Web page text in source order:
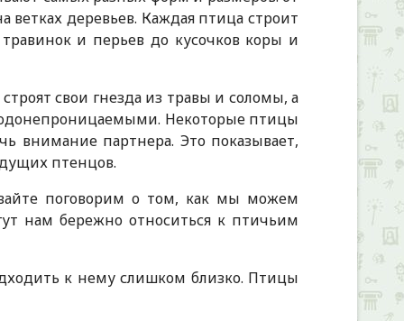
деревьев. Каждая птица строит
и перьев до кусочков коры и
свои гнезда из травы и соломы, а
Некоторые птицы
внимание партнера. Это показывает,
птенцов.
поговорим о том, как мы можем
нам бережно относиться к птичьим
к нему слишком близко. Птицы